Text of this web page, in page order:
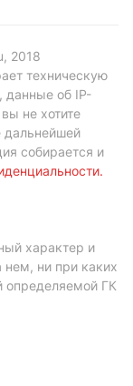
2018
техническую
данные об IP-
не хотите
дальнейшей
собирается и
.
характер и
нем, ни при каких
определяемой ГК